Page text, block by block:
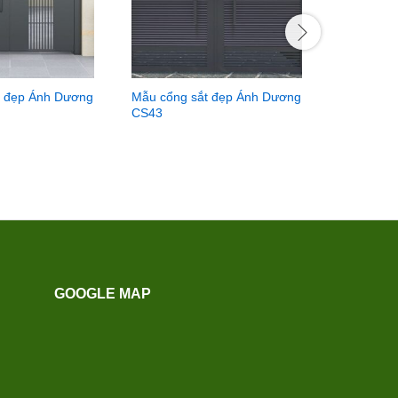
đẹp Ánh Dương
Mẫu cổng sắt đẹp Ánh Dương
CS43
GOOGLE MAP